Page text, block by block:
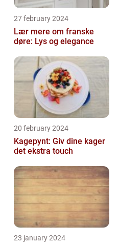
27 february 2024
Lær mere om franske
døre: Lys og elegance
20 february 2024
Kagepynt: Giv dine kager
det ekstra touch
23 january 2024